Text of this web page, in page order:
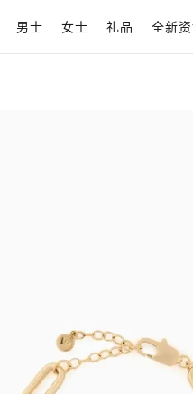
男士 女士 礼品 全新